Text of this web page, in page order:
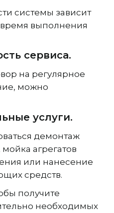
системы зависит
выполнения
сервиса.
на регулярное
можно
услуги.
демонтаж
агрегатов
или нанесение
средств.
получите
необходимых